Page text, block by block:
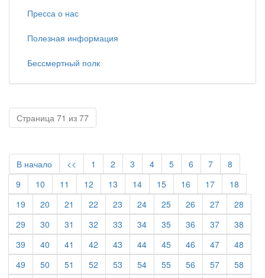
Пресса о нас
Полезная информация
Бессмертный полк
Страница 71 из 77
В начало << 1 2 3 4 5 6 7
8
9
10 11 12 13 14 15 16 17
18
19
20 21 22 23 24 25 26 27
28
29
30 31 32 33 34 35 36 37
38
39
40 41 42 43 44 45 46 47
48
49
50 51 52 53 54 55 56 57
58